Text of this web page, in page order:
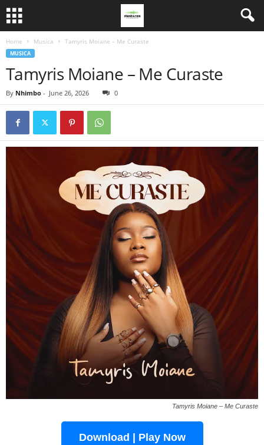
Home Musica Tamyris Moiane – Me Curaste
MUSICA
Tamyris Moiane – Me Curaste
By Nhimbo - June 26, 2026 0
Tamyris Moiane – Me Curaste
Download | Play Now